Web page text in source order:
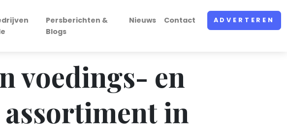
Persberichten &
Blogs
Nieuws Contact ADVERTEREN
voedings- en
in